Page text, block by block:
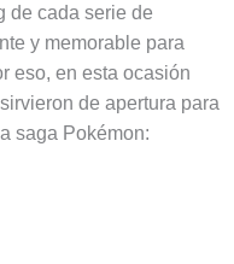
de cada serie de
y memorable para
eso, en esta ocasión
de apertura para
saga Pokémon: